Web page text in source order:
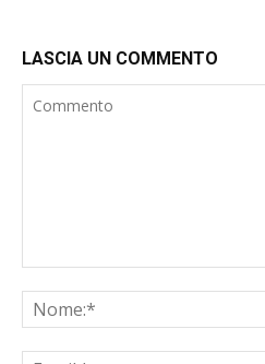
LASCIA UN COMMENTO